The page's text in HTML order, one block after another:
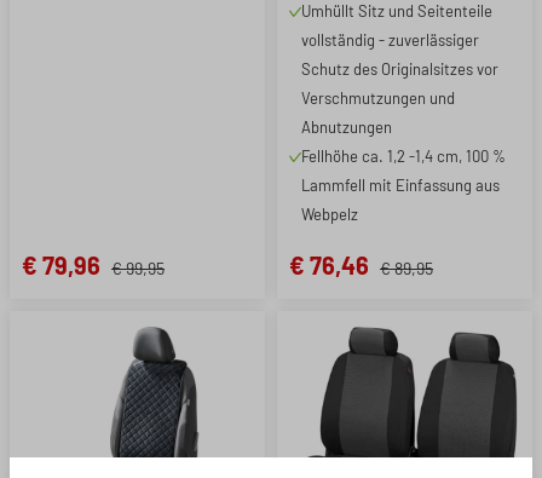
€ 79,96 € 99,95
Umhüllt Sitz und Seitenteile
vollständig - zuverlässiger
Schutz des Originalsitzes vor
Verschmutzungen und
Abnutzungen
Fellhöhe ca. 1,2 -1,4 cm, 100 %
Lammfell mit Einfassung aus
Webpelz
€ 76,46 € 89,95